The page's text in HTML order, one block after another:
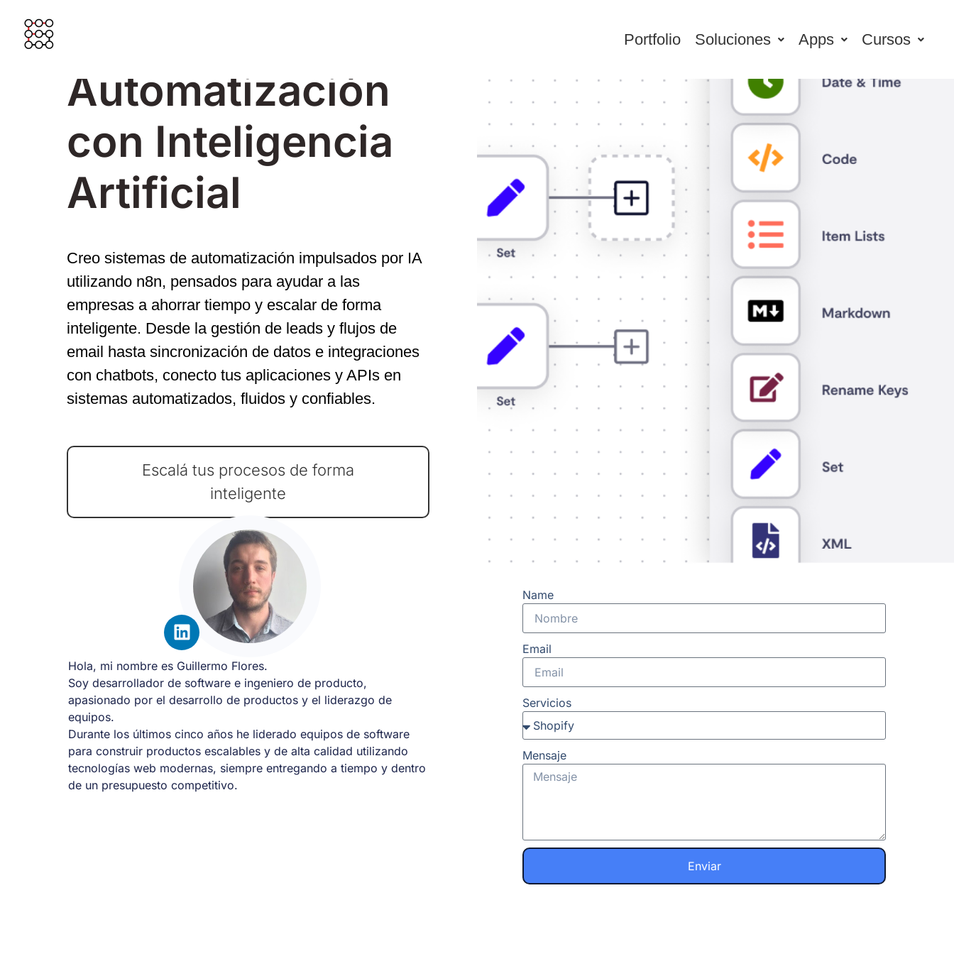
Portfolio Soluciones Apps Cursos
Automatización
con Inteligencia
Artificial
Creo sistemas de automatización impulsados por IA
utilizando n8n, pensados para ayudar a las
empresas a ahorrar tiempo y escalar de forma
inteligente. Desde la gestión de leads y flujos de
email hasta sincronización de datos e integraciones
con chatbots, conecto tus aplicaciones y APIs en
sistemas automatizados, fluidos y confiables.
Escalá tus procesos de forma
inteligente
Hola, mi nombre es Guillermo Flores.
Soy desarrollador de software e ingeniero de producto,
apasionado por el desarrollo de productos y el liderazgo de
equipos.
Durante los últimos cinco años he liderado equipos de software
para construir productos escalables y de alta calidad utilizando
tecnologías web modernas, siempre entregando a tiempo y dentro
de un presupuesto competitivo.
Name
Email
Servicios
Mensaje
Enviar